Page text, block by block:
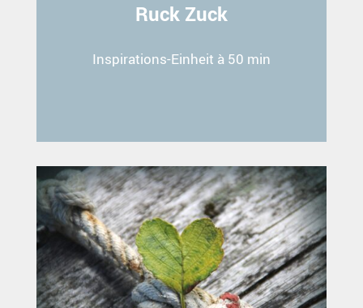
Ruck Zuck
Inspirations-Einheit à 50 min